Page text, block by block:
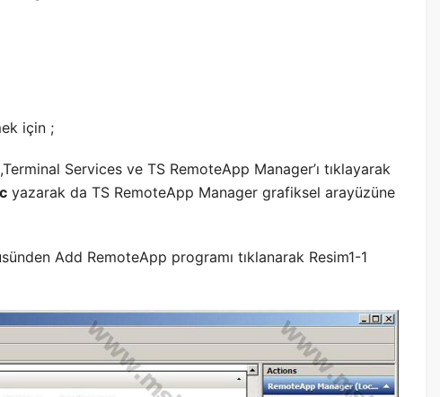
için ;
Services ve TS RemoteApp Manager’ı tıklayarak
yazarak da TS RemoteApp Manager grafiksel arayüzüne
Add RemoteApp programı tıklanarak Resim1-1